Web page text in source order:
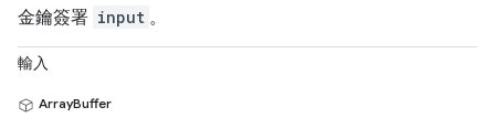
金鑰簽署 input 。
輸入
ArrayBuffer